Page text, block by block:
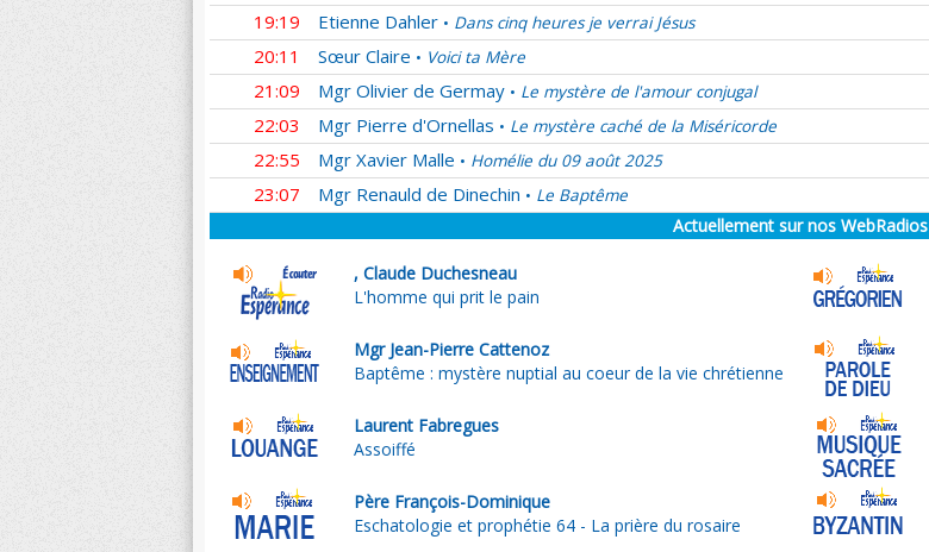
19:19 Etienne Dahler • Dans cinq heures je verrai Jésus
20:11 Sœur Claire • Voici ta Mère
21:09 Mgr Olivier de Germay • Le mystère de l'amour conjugal
22:03 Mgr Pierre d'Ornellas • Le mystère caché de la Miséricorde
22:55 Mgr Xavier Malle • Homélie du 09 août 2025
23:07 Mgr Renauld de Dinechin • Le Baptême
Actuellement sur nos WebRadios
, Claude Duchesneau
L'homme qui prit le pain
Mgr Jean-Pierre Cattenoz
Baptême : mystère nuptial au coeur de la vie chrétienne
Laurent Fabregues
Assoiffé
Père François-Dominique
Eschatologie et prophétie 64 - La prière du rosaire